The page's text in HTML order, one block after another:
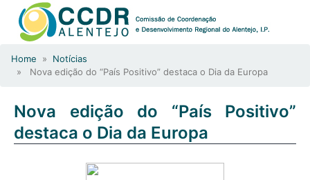
Home » Notícias
» Nova edição do “País Positivo” destaca o Dia da Europa
Nova edição do “País Positivo”
destaca o Dia da Europa